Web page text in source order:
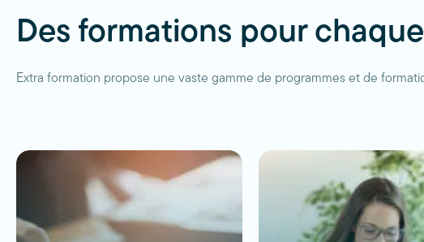
Des formations pour
Extra formation propose une vaste gamme de programmes et de